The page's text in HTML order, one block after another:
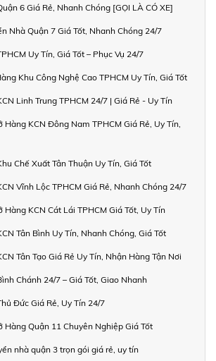
6 Giá Rẻ, Nhanh Chóng [GỌI LÀ CÓ XE]
Nhà Quận 7 Giá Tốt, Nhanh Chóng 24/7
Uy Tín, Giá Tốt – Phục Vụ 24/7
Khu Công Nghệ Cao TPHCM Uy Tín, Giá Tốt
Linh Trung TPHCM 24/7 | Giá Rẻ - Uy Tín
Hàng KCN Đông Nam TPHCM Giá Rẻ, Uy Tín,
Chế Xuất Tân Thuận Uy Tín, Giá Tốt
Vĩnh Lộc TPHCM Giá Rẻ, Nhanh Chóng 24/7
Hàng KCN Cát Lái TPHCM Giá Tốt, Uy Tín
Tân Bình Uy Tín, Nhanh Chóng, Giá Tốt
Tân Tạo Giá Rẻ Uy Tín, Nhận Hàng Tận Nơi
Chánh 24/7 – Giá Tốt, Giao Nhanh
Đức Giá Rẻ, Uy Tín 24/7
Hàng Quận 11 Chuyên Nghiệp Giá Tốt
nhà quận 3 trọn gói giá rẻ, uy tín